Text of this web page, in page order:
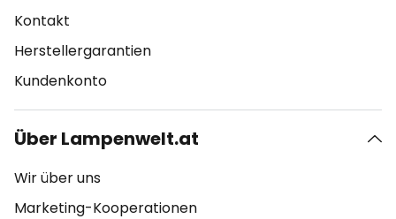
Kontakt
Herstellergarantien
Kundenkonto
Über Lampenwelt.at
Wir über uns
Marketing-Kooperationen